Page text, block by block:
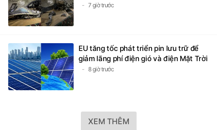
7 giờ trước
EU tăng tốc phát triển pin lưu trữ để
giảm lãng phí điện gió và điện Mặt Trời
8 giờ trước
XEM THÊM